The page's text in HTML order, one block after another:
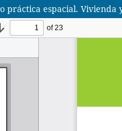
práctica espacial.